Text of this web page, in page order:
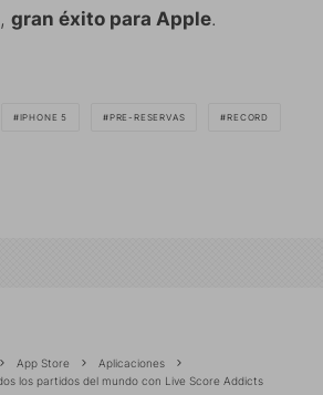
gran éxito para Apple.
IPHONE 5 PRE-RESERVAS RECORD
App Store
Aplicaciones
los partidos del mundo con Live Score Addicts